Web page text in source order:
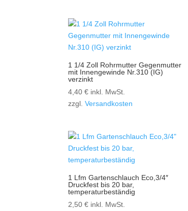
1 1/4 Zoll Rohrmutter Gegenmutter
mit Innengewinde Nr.310 (IG)
verzinkt
4,40€ inkl. MwSt.
zzgl.Versandkosten
1 Lfm Gartenschlauch Eco,3/4″
Druckfest bis 20 bar,
temperaturbeständig
2,50€ inkl. MwSt.